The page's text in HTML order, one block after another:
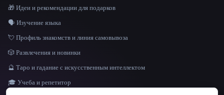
ЯЗЫК
🎁 Идеи и рекомендации для подарков
🗣️ Изучение языка
💘 Профиль знакомств и линия самовывоза
🎲 Развлечения и новинки
🔮 Таро и гадание с искусственным интеллектом
🎓 Учеба и репетитор